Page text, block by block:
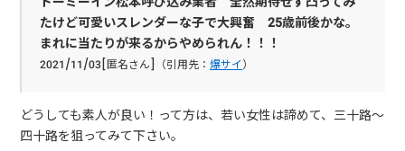
たけど可愛いスレンダーな子で大興奮 25歳前後かな。
まれに当たりが来るからやめられん！！！
2021/11/03[匿名さん]（引用先：爆サイ）
どうしても素人が良い！って方は、若い女性は諦めて、三十路～
四十路を狙ってみて下さい。